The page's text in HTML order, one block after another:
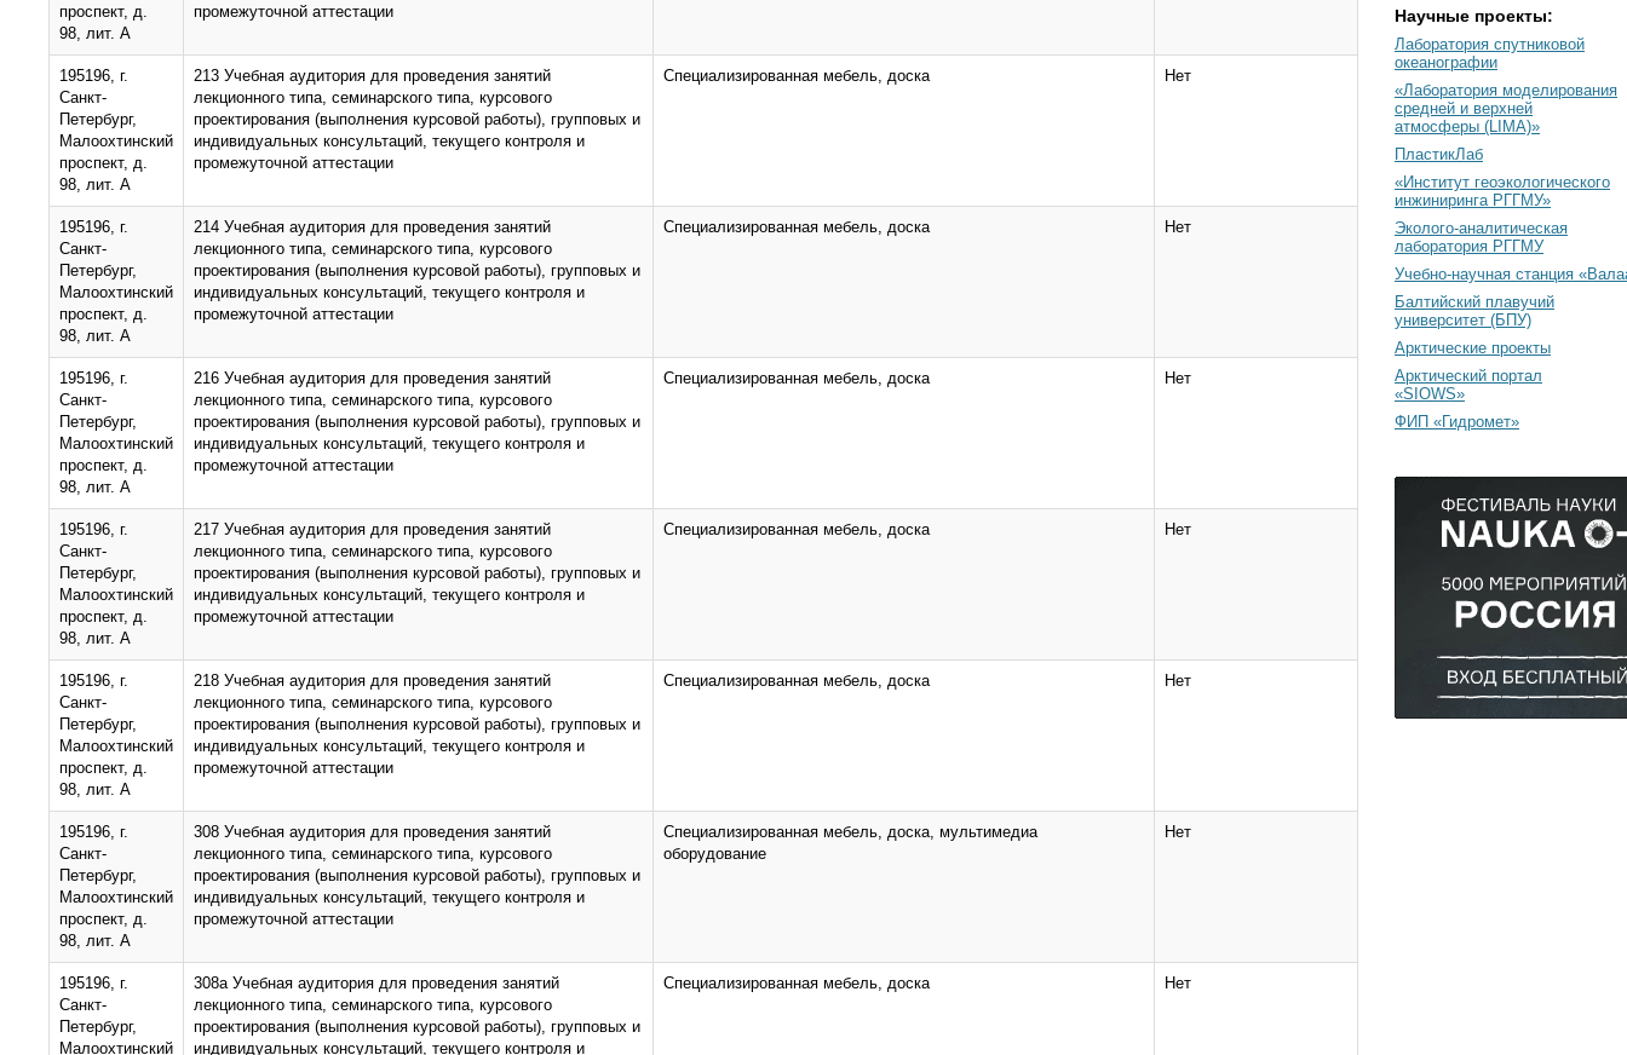
проспект, д.
98, лит. А
промежуточной аттестации
195196, г.
Санкт-
Петербург,
Малоохтинский
проспект, д.
98, лит. А
213 Учебная аудитория для проведения занятий
лекционного типа, семинарского типа, курсового
проектирования (выполнения курсовой работы), групповых и
индивидуальных консультаций, текущего контроля и
промежуточной аттестации
Специализированная мебель, доска Нет
195196, г.
Санкт-
Петербург,
Малоохтинский
проспект, д.
98, лит. А
214 Учебная аудитория для проведения занятий
лекционного типа, семинарского типа, курсового
проектирования (выполнения курсовой работы), групповых и
индивидуальных консультаций, текущего контроля и
промежуточной аттестации
Специализированная мебель, доска Нет
195196, г.
Санкт-
Петербург,
Малоохтинский
проспект, д.
98, лит. А
216 Учебная аудитория для проведения занятий
лекционного типа, семинарского типа, курсового
проектирования (выполнения курсовой работы), групповых и
индивидуальных консультаций, текущего контроля и
промежуточной аттестации
Специализированная мебель, доска Нет
195196, г.
Санкт-
Петербург,
Малоохтинский
проспект, д.
98, лит. А
217 Учебная аудитория для проведения занятий
лекционного типа, семинарского типа, курсового
проектирования (выполнения курсовой работы), групповых и
индивидуальных консультаций, текущего контроля и
промежуточной аттестации
Специализированная мебель, доска Нет
195196, г.
Санкт-
Петербург,
Малоохтинский
проспект, д.
98, лит. А
218 Учебная аудитория для проведения занятий
лекционного типа, семинарского типа, курсового
проектирования (выполнения курсовой работы), групповых и
индивидуальных консультаций, текущего контроля и
промежуточной аттестации
Специализированная мебель, доска Нет
195196, г.
Санкт-
Петербург,
Малоохтинский
проспект, д.
98, лит. А
308 Учебная аудитория для проведения занятий
лекционного типа, семинарского типа, курсового
проектирования (выполнения курсовой работы), групповых и
индивидуальных консультаций, текущего контроля и
промежуточной аттестации
Специализированная мебель, доска, мультимедиа
оборудование
Нет
195196, г.
Санкт-
Петербург,
Малоохтинский
308а Учебная аудитория для проведения занятий
лекционного типа, семинарского типа, курсового
проектирования (выполнения курсовой работы), групповых и
индивидуальных консультаций, текущего контроля и
Специализированная мебель, доска Нет
Научные проекты:
Лаборатория спутниковой
океанографии
«Лаборатория моделирования
средней и верхней
атмосферы (LIMA)»
ПластикЛаб
«Институт геоэкологического
инжиниринга РГГМУ»
Эколого-аналитическая
лаборатория РГГМУ
Учебно-научная станция
Балтийский плавучий
университет (БПУ)
Арктические проекты
Арктический портал
«SIOWS»
ФИП «Гидромет»